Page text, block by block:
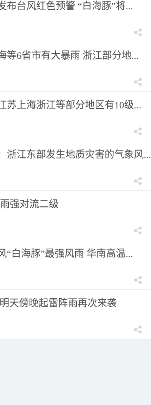
布台风红色预警 “白海豚”将...
等6省市有大暴雨 浙江部分地...
苏上海浙江等部分地区有10级...
浙江东部发生地质灾害的气象风...
强对流二级
“白海豚”最强风雨 华南高温...
天傍晚起雷阵雨再次来袭